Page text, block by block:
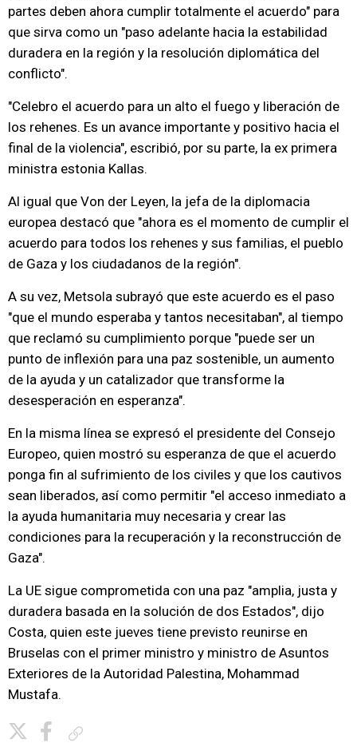
partes deben ahora cumplir totalmente el acuerdo" para
que sirva como un "paso adelante hacia la estabilidad
duradera en la región y la resolución diplomática del
conflicto".
"Celebro el acuerdo para un alto el fuego y liberación de
los rehenes. Es un avance importante y positivo hacia el
final de la violencia", escribió, por su parte, la ex primera
ministra estonia Kallas.
Al igual que Von der Leyen, la jefa de la diplomacia
europea destacó que "ahora es el momento de cumplir el
acuerdo para todos los rehenes y sus familias, el pueblo
de Gaza y los ciudadanos de la región".
A su vez, Metsola subrayó que este acuerdo es el paso
"que el mundo esperaba y tantos necesitaban", al tiempo
que reclamó su cumplimiento porque "puede ser un
punto de inflexión para una paz sostenible, un aumento
de la ayuda y un catalizador que transforme la
desesperación en esperanza".
En la misma línea se expresó el presidente del Consejo
Europeo, quien mostró su esperanza de que el acuerdo
ponga fin al sufrimiento de los civiles y que los cautivos
sean liberados, así como permitir "el acceso inmediato a
la ayuda humanitaria muy necesaria y crear las
condiciones para la recuperación y la reconstrucción de
Gaza".
La UE sigue comprometida con una paz "amplia, justa y
duradera basada en la solución de dos Estados", dijo
Costa, quien este jueves tiene previsto reunirse en
Bruselas con el primer ministro y ministro de Asuntos
Exteriores de la Autoridad Palestina, Mohammad
Mustafa.